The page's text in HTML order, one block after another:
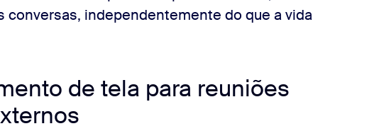
conversas, independentemente do que a vida
de tela para reuniões